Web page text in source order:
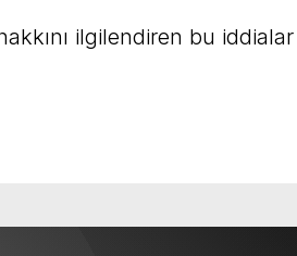
ilgilendiren bu iddialar